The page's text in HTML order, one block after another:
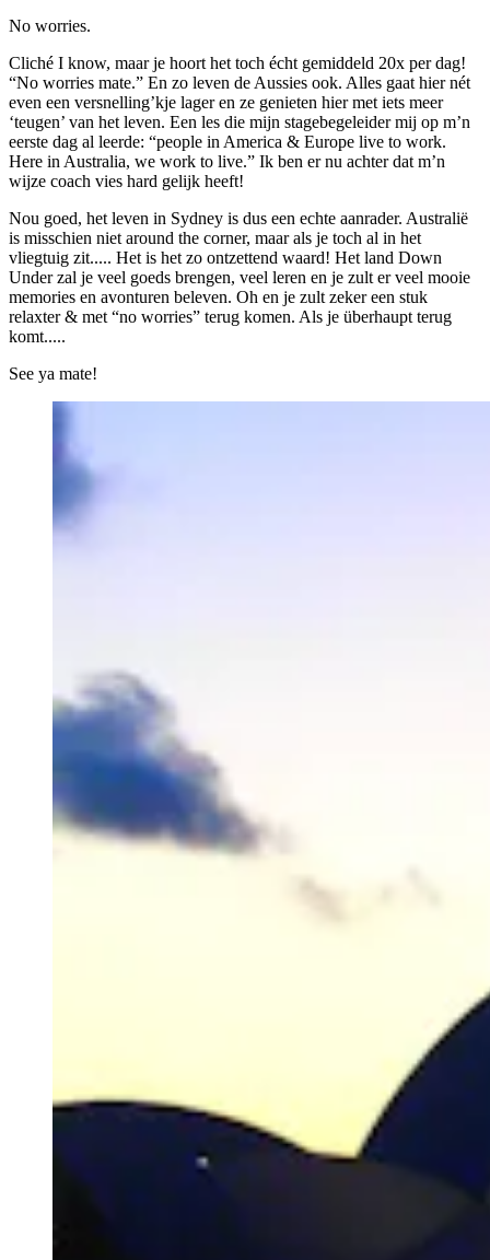
No worries.
Cliché I know, maar je hoort het toch écht gemiddeld 20x per dag!
“No worries mate.” En zo leven de Aussies ook. Alles gaat hier nét
even een versnelling’kje lager en ze genieten hier met iets meer
‘teugen’ van het leven. Een les die mijn stagebegeleider mij op m’n
eerste dag al leerde: “people in America & Europe live to work.
Here in Australia, we work to live.” Ik ben er nu achter dat m’n
wijze coach vies hard gelijk heeft!
Nou goed, het leven in Sydney is dus een echte aanrader. Australië
is misschien niet around the corner, maar als je toch al in het
vliegtuig zit..... Het is het zo ontzettend waard! Het land Down
Under zal je veel goeds brengen, veel leren en je zult er veel mooie
memories en avonturen beleven. Oh en je zult zeker een stuk
relaxter & met “no worries” terug komen. Als je überhaupt terug
komt.....
See ya mate!